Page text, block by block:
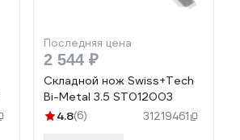
Последняя цена
2 544 ₽
Складной нож Swiss+Tech
Bi-Metal 3.5 ST012003
4.8(6) 31219461